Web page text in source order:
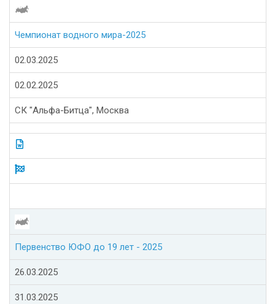
Галерея
Чемпионат водного мира-2025
02.03.2025
02.02.2025
СК "Альфа-Битца", Москва
Первенство ЮФО до 19 лет - 2025
26.03.2025
31.03.2025